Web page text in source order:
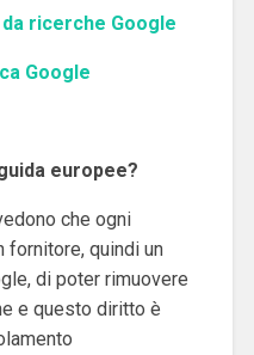
ricerche Google
Google
europee?
che ogni
fornitore, quindi un
di poter rimuovere
e questo diritto è